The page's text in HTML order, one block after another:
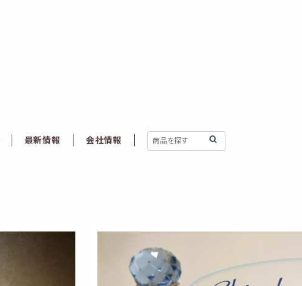
最新情報 会社情報